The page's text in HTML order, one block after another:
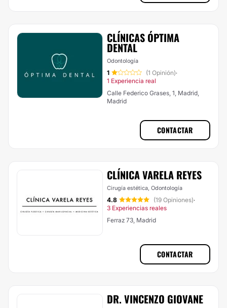
CLÍNICAS ÓPTIMA
DENTAL
Odontología
1 (1 Opinión)·
1 Experiencia real
Calle Federico Grases, 1, Madrid,
Madrid
CONTACTAR
CLÍNICA VARELA REYES
Cirugía estética, Odontología
4.8 (19 Opiniones)·
3 Experiencias reales
Ferraz 73, Madrid
CONTACTAR
DR. VINCENZO GIOVANE